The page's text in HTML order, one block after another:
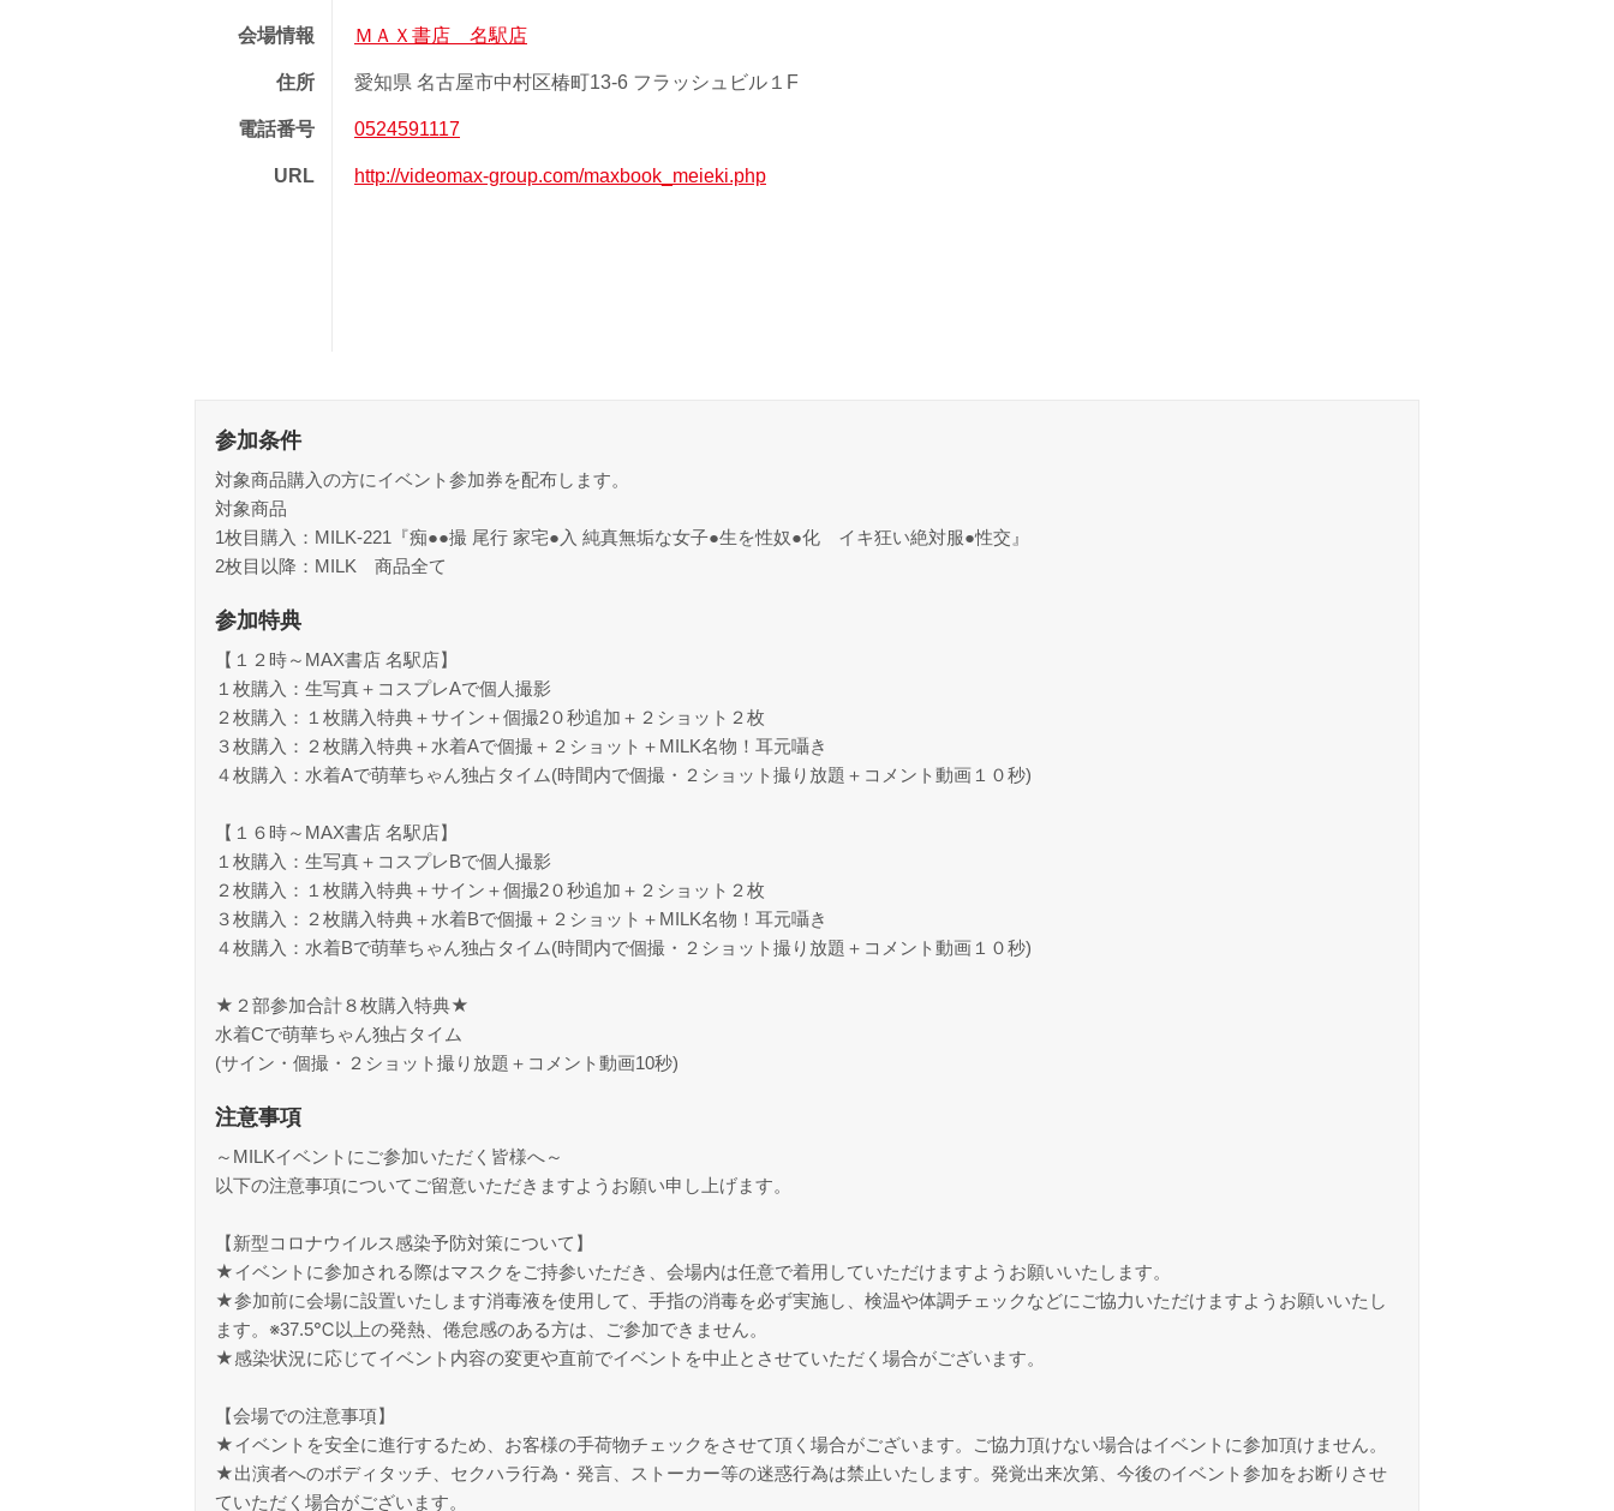
会場情報 ＭＡＸ書店 名駅店
住所 愛知県 名古屋市中村区椿町13-6 フラッシュビル１F
電話番号 0524591117
URL http://videomax-group.com/maxbook_meieki.php
参加条件
対象商品購入の方にイベント参加券を配布します。
対象商品
1枚目購入：MILK-221『痴●●撮 尾行 家宅●入 純真無垢な女子●生を性奴●化 イキ狂い絶対服●性交』
2枚目以降：MILK 商品全て
参加特典
【１２時～MAX書店 名駅店】
１枚購入：生写真＋コスプレAで個人撮影
２枚購入：１枚購入特典＋サイン＋個撮2０秒追加＋２ショット２枚
３枚購入：２枚購入特典＋水着Aで個撮＋２ショット＋MILK名物！耳元囁き
４枚購入：水着Aで萌華ちゃん独占タイム(時間内で個撮・２ショット撮り放題＋コメント動画１０秒)
【１６時～MAX書店 名駅店】
１枚購入：生写真＋コスプレBで個人撮影
２枚購入：１枚購入特典＋サイン＋個撮2０秒追加＋２ショット２枚
３枚購入：２枚購入特典＋水着Bで個撮＋２ショット＋MILK名物！耳元囁き
４枚購入：水着Bで萌華ちゃん独占タイム(時間内で個撮・２ショット撮り放題＋コメント動画１０秒)
★２部参加合計８枚購入特典★
水着Cで萌華ちゃん独占タイム
(サイン・個撮・２ショット撮り放題＋コメント動画10秒)
注意事項
～MILKイベントにご参加いただく皆様へ～
以下の注意事項についてご留意いただきますようお願い申し上げます。
【新型コロナウイルス感染予防対策について】
★イベントに参加される際はマスクをご持参いただき、会場内は任意で着用していただけますようお願いいたします。
★参加前に会場に設置いたします消毒液を使用して、手指の消毒を必ず実施し、検温や体調チェックなどにご協力いただけますようお願いいたし
ます。※37.5℃以上の発熱、倦怠感のある方は、ご参加できません。
★感染状況に応じてイベント内容の変更や直前でイベントを中止とさせていただく場合がございます。
【会場での注意事項】
★イベントを安全に進行するため、お客様の手荷物チェックをさせて頂く場合がございます。ご協力頂けない場合はイベントに参加頂けません。
★出演者へのボディタッチ、セクハラ行為・発言、ストーカー等の迷惑行為は禁止いたします。発覚出来次第、今後のイベント参加をお断りさせ
ていただく場合がございます。